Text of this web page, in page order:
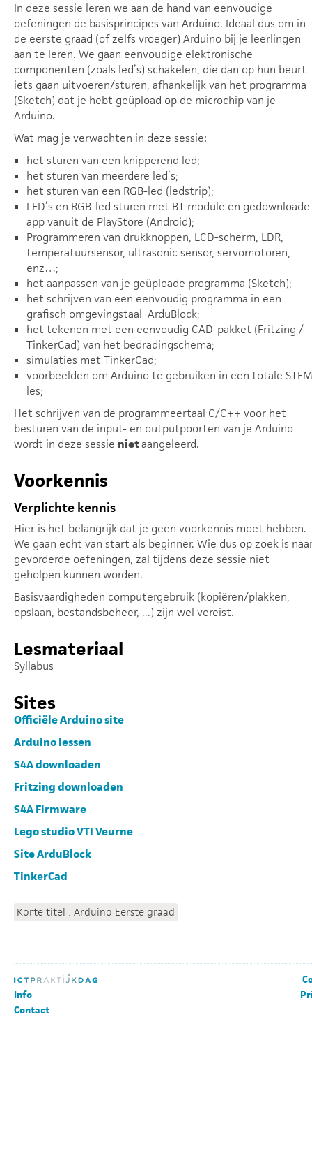
In deze sessie leren we aan de hand van eenvoudige
oefeningen de basisprincipes van Arduino. Ideaal dus om in
de eerste graad (of zelfs vroeger) Arduino bij je leerlingen
aan te leren. We gaan eenvoudige elektronische
componenten (zoals led’s) schakelen, die dan op hun beurt
iets gaan uitvoeren/sturen, afhankelijk van het programma
(Sketch) dat je hebt geüpload op de microchip van je
Arduino.
Wat mag je verwachten in deze sessie:
het sturen van een knipperend led;
het sturen van meerdere led’s;
het sturen van een RGB-led (ledstrip);
LED’s en RGB-led sturen met BT-module en gedownloade
app vanuit de PlayStore (Android);
Programmeren van drukknoppen, LCD-scherm, LDR,
temperatuursensor, ultrasonic sensor, servomotoren,
enz…;
het aanpassen van je geüploade programma (Sketch);
het schrijven van een eenvoudig programma in een
grafisch omgevingstaal ArduBlock;
het tekenen met een eenvoudig CAD-pakket (Fritzing /
TinkerCad) van het bedradingschema;
simulaties met TinkerCad;
voorbeelden om Arduino te gebruiken in een totale
les;
Het schrijven van de programmeertaal C/C++ voor het
besturen van de input- en outputpoorten van je Arduino
wordt in deze sessie nietaangeleerd.
Voorkennis
Verplichte kennis
Hier is het belangrijk dat je geen voorkennis moet hebben.
We gaan echt van start als beginner. Wie dus op zoek is
gevorderde oefeningen, zal tijdens deze sessie niet
geholpen kunnen worden.
Basisvaardigheden computergebruik (kopiëren/plakken,
opslaan, bestandsbeheer, ...) zijn wel vereist.
Lesmateriaal
Syllabus
Sites
Officiële Arduino site
Arduino lessen
S4A downloaden
Fritzing downloaden
S4A Firmware
Lego studio VTI Veurne
Site ArduBlock
TinkerCad
Korte titel : Arduino Eerste graad
Info
Contact